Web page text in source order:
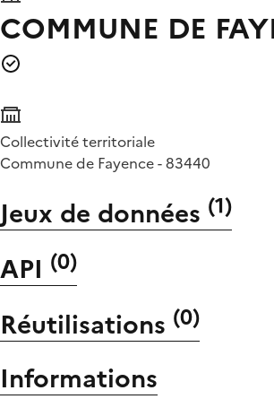
COMMUNE DE
Collectivité territoriale
Commune de Fayence - 83440
Jeux de données (1)
API (0)
Réutilisations (0)
Informations